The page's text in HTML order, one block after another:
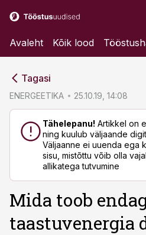
Avaleht Kõik lood
Tagasi
ENERGEETIKA 25.10.19, 14:08
Tähelepanu! Artikkel on
ning kuulub väljaande
Väljaanne ei uuenda ega
sisu, mistõttu võib olla
allikatega tutvumine
Mida toob
taastuvenergia